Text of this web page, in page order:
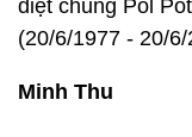
diệt chủng Pol
(20/6/1977 - 20/6/
Minh Thu